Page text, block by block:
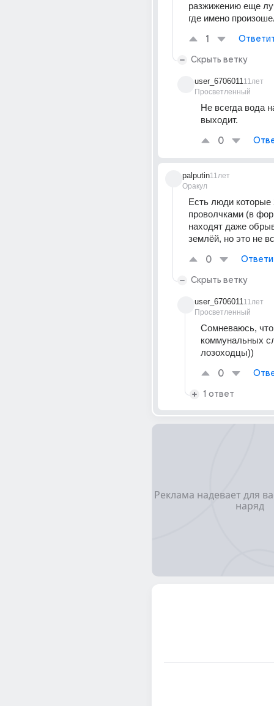
разжижению еще
где имено
1
Скрыть ветку
user_6706011
Просветленный
11лет
Не всегда вода
выходит.
0
palputin
Оракул
11лет
Есть люди которые
проволчками (в
находят даже
землёй, но это не
0
Скрыть ветку
user_6706011
Просветленный
11лет
Сомневаюсь,
коммунальных
лозоходцы))
0
1 ответ